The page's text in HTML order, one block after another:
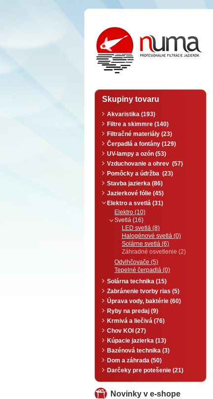
numa
Skupiny tovaru
Akvaristika (193)
Filtre a skimmre (140)
Filtračné materiály (23)
Čerpadlá a fontány (129)
UV-lampy a ozón (53)
Vzduchovanie a ohrev (57)
Pomôcky a údržba (23)
Stavba jazierka (86)
Jazierkové fólie (45)
Elektro a svetlá (31)
Elektro (10)
Svetlá (16)
LED svetlá (8)
Halogénové svetlá (0)
Solárne svetlá (6)
Záhradné osvetlenie (2)
Odvlhčovače (5)
Tepelné čerpadlá (0)
Solárna technika (15)
Zabránenie tvorby rias (5)
Úprava vody, baktérie (60)
Ryby na predaj (9)
Krmivá a liečivá (76)
Chov KOI (27)
Kúpacie jazierka (13)
Bazénová technika (3)
Dom a záhrada (50)
Darčeky pre potešenie (21)
Novinky v e-shope